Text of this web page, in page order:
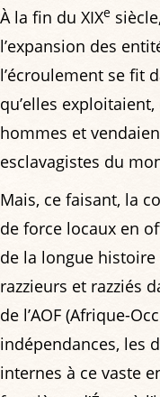
À la fin du XIXe
l’expansion des
l’écroulement se fit
qu’elles
hommes et
esclavagistes du
Mais, ce faisant, la
de force locaux en
de la longue
razzieurs et razziés
de l’AOF (Afrique-
indépendances, les
internes à ce vaste